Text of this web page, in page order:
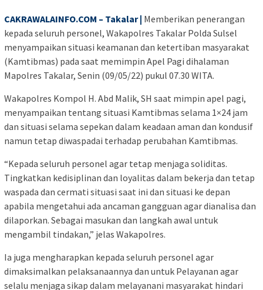
CAKRAWALAINFO.COM – Takalar | Memberikan penerangan
kepada seluruh personel, Wakapolres Takalar Polda Sulsel
menyampaikan situasi keamanan dan ketertiban masyarakat
(Kamtibmas) pada saat memimpin Apel Pagi dihalaman
Mapolres Takalar, Senin (09/05/22) pukul 07.30 WITA.
Wakapolres Kompol H. Abd Malik, SH saat mimpin apel pagi,
menyampaikan tentang situasi Kamtibmas selama 1×24 jam
dan situasi selama sepekan dalam keadaan aman dan kondusif
namun tetap diwaspadai terhadap perubahan Kamtibmas.
“Kepada seluruh personel agar tetap menjaga soliditas.
Tingkatkan kedisiplinan dan loyalitas dalam bekerja dan tetap
waspada dan cermati situasi saat ini dan situasi ke depan
apabila mengetahui ada ancaman gangguan agar dianalisa dan
dilaporkan. Sebagai masukan dan langkah awal untuk
mengambil tindakan,” jelas Wakapolres.
Ia juga mengharapkan kepada seluruh personel agar
dimaksimalkan pelaksanaannya dan untuk Pelayanan agar
selalu menjaga sikap dalam melayanani masyarakat hindari